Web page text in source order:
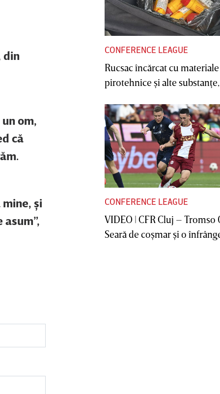
din
om,
că
şi
CONFERENCE LEAGUE
Rucsac încărcat cu materiale
pirotehnice şi alte substanţe,
CONFERENCE LEAGUE
VIDEO | CFR Cluj – Tromso
Seară de coşmar şi o